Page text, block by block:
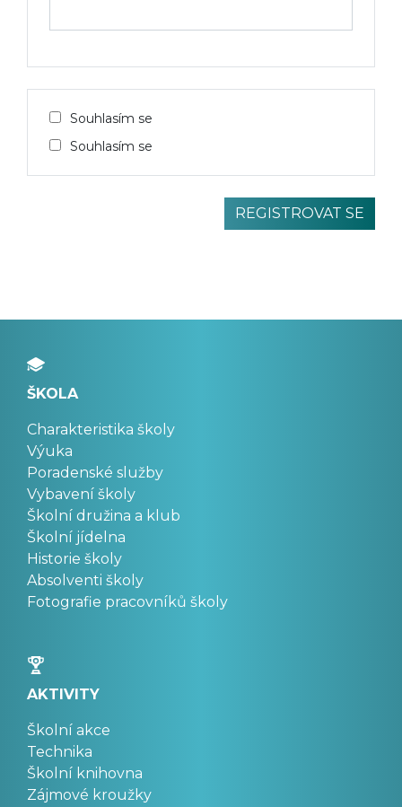
Souhlasím se
Souhlasím se
ŠKOLA
Charakteristika školy
Výuka
Poradenské služby
Vybavení školy
Školní družina a klub
Školní jídelna
Historie školy
Absolventi školy
Fotografie pracovníků školy
AKTIVITY
Školní akce
Technika
Školní knihovna
Zájmové kroužky